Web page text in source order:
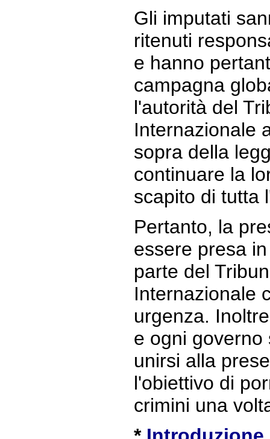
Gli imputati
ritenuti
e hanno
campagna
l'autorità del
Internazionale
sopra della
continuare la
scapito di tutta
Pertanto, la
essere presa
parte del
Internazionale
urgenza.
e ogni governo
unirsi alla
l'obiettivo di
crimini una